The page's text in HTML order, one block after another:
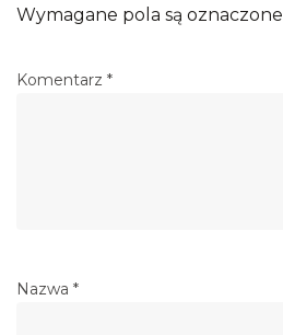
Wymagane pola są oznaczone
Komentarz *
Nazwa *